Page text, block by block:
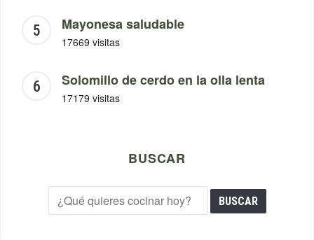
Mayonesa saludable
17669 visitas
Solomillo de cerdo en la olla lenta
17179 visitas
BUSCAR